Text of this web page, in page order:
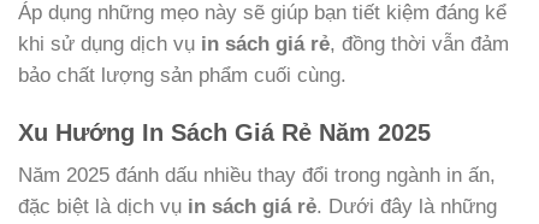
Áp dụng những mẹo này sẽ giúp bạn tiết kiệm đáng kể
khi sử dụng dịch vụ in sách giá rẻ, đồng thời vẫn đảm
bảo chất lượng sản phẩm cuối cùng.
Xu Hướng In Sách Giá Rẻ Năm 2025
Năm 2025 đánh dấu nhiều thay đổi trong ngành in ấn,
đặc biệt là dịch vụ in sách giá rẻ. Dưới đây là những